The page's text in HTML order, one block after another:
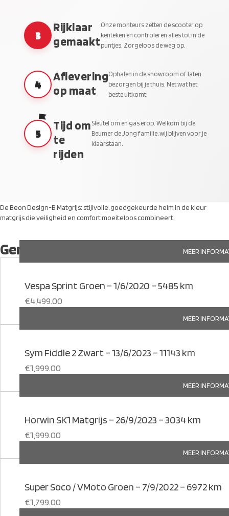
3
Rijklaar
gemaakt
Onze monteurs zetten de scooter op
kenteken en controleren alles tot in de
puntjes. Zorgeloos de weg op.
4
Aflevering
op maat
Ophalen in de showroom of laten
bezorgen bij je thuis. Net wat het
beste uitkomt.
5
Tijd om
te
rijden
Sleutel om en gas erop. Welkom bij de
Beumer de Jong familie, wij blijven voor je
klaarstaan.
De Beon Design-B Matgrijs: stijlvolle, goedgekeurde helm in de kleur
matgrijs die veiligheid en comfort moeiteloos combineert.
Gerelateerde producten MEER
Vespa Sprint Groen – 1/6/2020 – 5485 km
€4,499.00
MEER
Sym Fiddle 2 Zwart – 13/6/2023 – 11143 km
€1,999.00
MEER
Horwin SK1 Matgrijs – 26/9/2023 – 3034 km
€1,999.00
MEER
Super Soco / VMoto Groen – 7/9/2022 – 6972 km
€1,799.00